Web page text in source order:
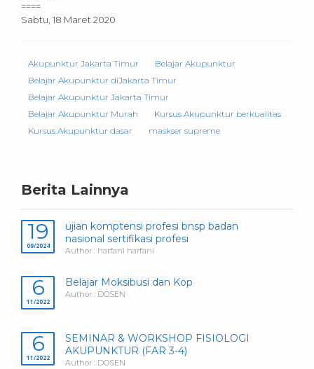
====
Sabtu, 18 Maret 2020
Akupunktur Jakarta Timur
Belajar Akupunktur
Belajar Akupunktur diJakarta Timur
Belajar Akupunktur Jakarta Timur
Belajar Akupunktur Murah
Kursus Akupunktur berkualitas
Kursus Akupunktur dasar
maskser supreme
Berita Lainnya
19
09/2024
ujian komptensi profesi bnsp badan
nasional sertifikasi profesi
Author : harfani harfani
6
11/2022
Belajar Moksibusi dan Kop
Author : DOSEN
6
11/2022
SEMINAR & WORKSHOP FISIOLOGI
AKUPUNKTUR (FAR 3-4)
Author : DOSEN